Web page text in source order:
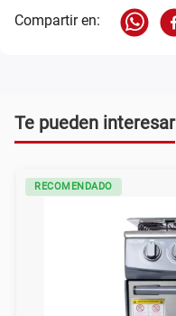
Te pueden interesar
RECOMENDADO